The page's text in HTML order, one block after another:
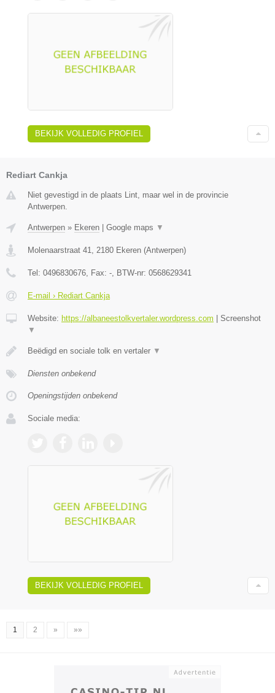
BEKIJK VOLLEDIG PROFIEL
Rediart Cankja
Niet gevestigd in de plaats Lint, maar wel in de provincie
Antwerpen.
Antwerpen » Ekeren | Google maps ▼
Molenaarstraat 41 2180 Ekeren (Antwerpen)
Tel: 0496830676 , Fax: - , BTW-nr: 0568629341
E-mail › Rediart Cankja
Website: https://albaneestolkvertaler.wordpress.com | Screenshot
▼
Beëdigd en sociale tolk en vertaler ▼
Diensten onbekend
Openingstijden onbekend
Sociale media:
BEKIJK VOLLEDIG PROFIEL
1 2 » »»